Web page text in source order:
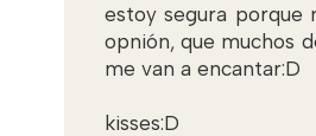
estoy segura porque
opnión, que muchos
me van a encantar:D
kisses:D